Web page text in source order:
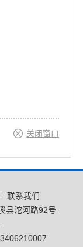
关闭窗口
联系我们
县沱河路92号